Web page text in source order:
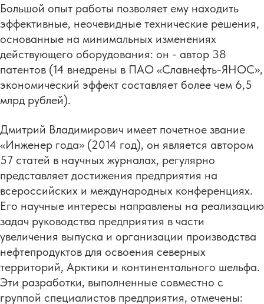
Большой опыт работы позволяет ему находить
эффективные, неочевидные технические решения,
основанные на минимальных изменениях
действующего оборудования: он - автор 38
патентов (14 внедрены в ПАО «Славнефть-ЯНОС»,
экономический эффект составляет более чем 6,5
млрд рублей).
Дмитрий Владимирович имеет почетное звание
«Инженер года» (2014 год), он является автором
57 статей в научных журналах, регулярно
представляет достижения предприятия на
всероссийских и международных конференциях.
Его научные интересы направлены на реализацию
задач руководства предприятия в части
увеличения выпуска и организации производства
нефтепродуктов для освоения северных
территорий, Арктики и континентального шельфа.
Эти разработки, выполненные совместно с
группой специалистов предприятия, отмечены: